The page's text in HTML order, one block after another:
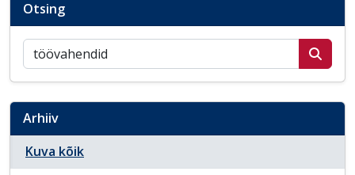
Otsing
Otsi postitusi
Arhiiv
Kuva kõik